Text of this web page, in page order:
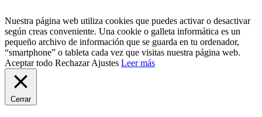
Nuestra página web utiliza cookies que puedes activar o desactivar
según creas conveniente. Una cookie o galleta informática es un
pequeño archivo de información que se guarda en tu ordenador,
“smartphone” o tableta cada vez que visitas nuestra página web.
Aceptar todo Rechazar Ajustes Leer más
Cerrar